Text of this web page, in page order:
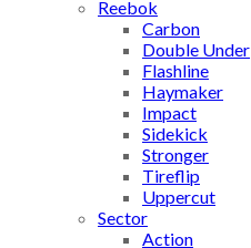
Reebok
Carbon
Double Under
Flashline
Haymaker
Impact
Sidekick
Stronger
Tireflip
Uppercut
Sector
Action